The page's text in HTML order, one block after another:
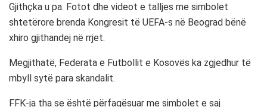
Gjithçka u pa. Fotot dhe videot e talljes me simbolet
shtetërore brenda Kongresit të UEFA-s në Beograd bënë
xhiro gjithandej në rrjet.
Megjithatë, Federata e Futbollit e Kosovës ka zgjedhur të
mbyll sytë para skandalit.
FFK-ja tha se është përfaqësuar me simbolet e saj